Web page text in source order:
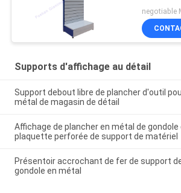
negotiable
Supports d'affichage au détail
Support debout libre de plancher d'outil
métal de magasin de détail
Affichage de plancher en métal de gondole
plaquette perforée de support de matériel
Présentoir accrochant de fer de support
gondole en métal